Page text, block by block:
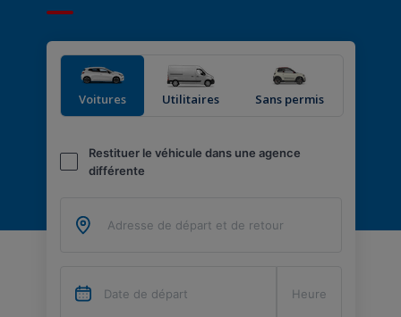
Voitures Utilitaires Sans permis
Restituer le véhicule dans une agence
différente